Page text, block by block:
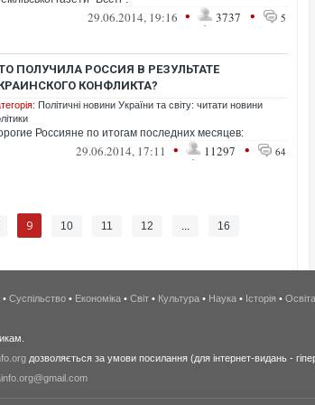
29.06.2014, 19:16 • 3737 • 5
ПОЛУЧИЛА РОССИЯ В РЕЗУЛЬТАТЕ
КОНФЛИКТА?
Політичні новини України та світу: читати новини
Россияне по итогам последних месяцев:
29.06.2014, 17:11 • 11297 • 64
9 10 11 12 ... 16
• Суспільство • Економіка • Світ • Культура • Наука • Історія • Освіта
дозволяється за умови посилання (для інтернет-видань -